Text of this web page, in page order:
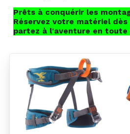
Prêts à conquérir les
Réservez votre matériel
partez à l'aventure en toute